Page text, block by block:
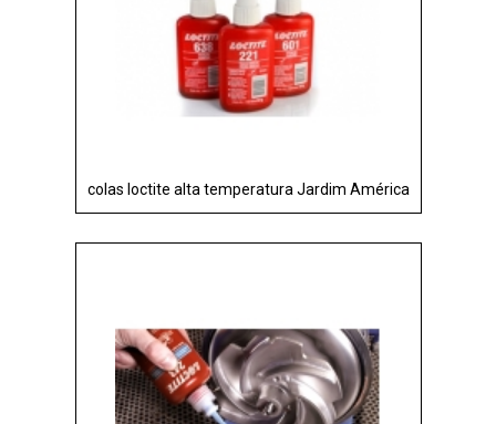
colas loctite alta temperatura Jardim América